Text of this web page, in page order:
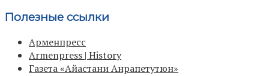
Полезные ссылки
Арменпресс
Armenpress | History
Газета «Айастани Анрапетутюн»